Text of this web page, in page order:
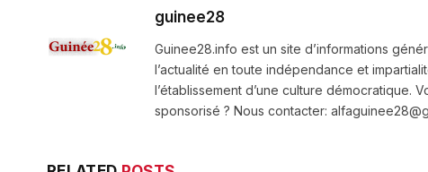
guinee28
Guinee28.info est un site d’informations
l’actualité en toute indépendance et
l’établissement d’une culture démocratique.
sponsorisé ? Nous contacter: